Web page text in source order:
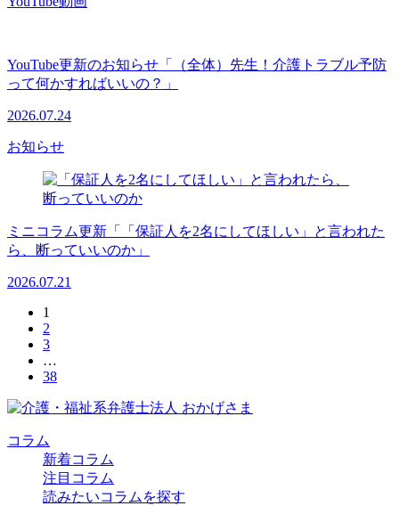
YouTube更新のお知らせ「（全体）先生！介護トラブル予防
って何かすればいいの？」
2026.07.24
お知らせ
ミニコラム更新「「保証人を2名にしてほしい」と言われた
ら、断っていいのか」
2026.07.21
1
2
3
…
38
コラム
新着コラム
注目コラム
読みたいコラムを探す